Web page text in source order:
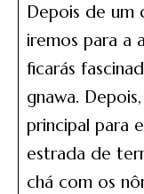
Depois de um
iremos para a
ficarás
gnawa.
principal para
estrada de
chá com os